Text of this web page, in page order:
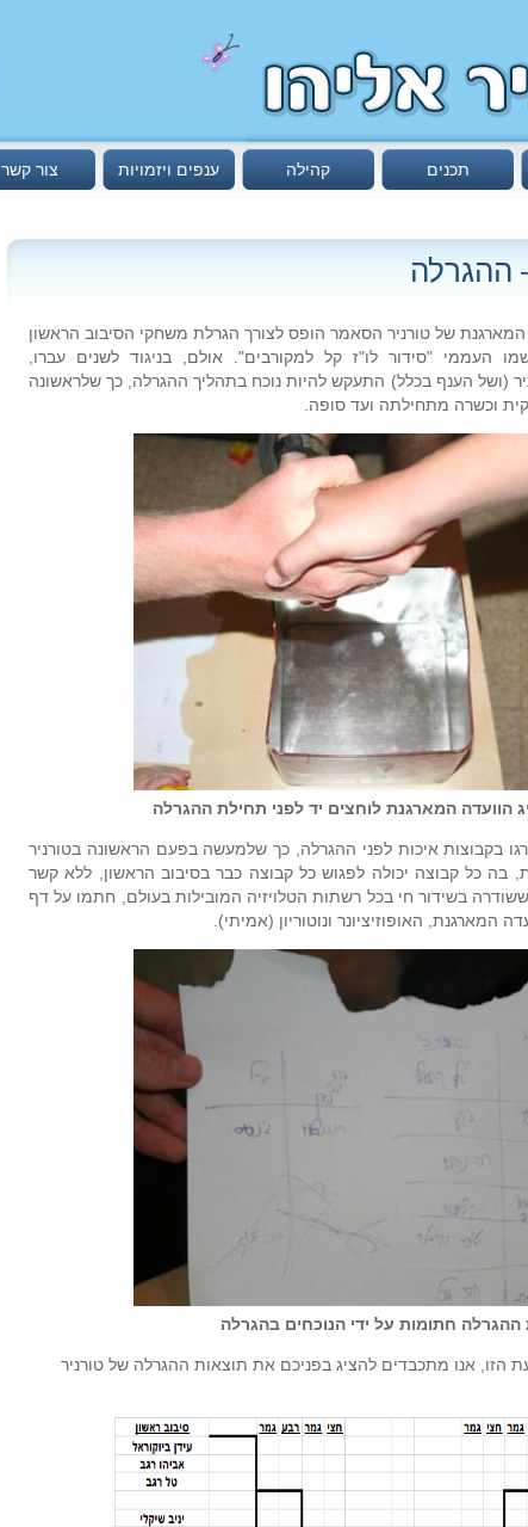
צור קשר ענפים ויזמויות קהילה תכנים
הוועדה המארגנת של טורניר הסאמר הופס לצורך הגרלת משחקי הסיבוב הראשון
העממי "סידור לו"ז קל למקורבים". אולם, בניגוד לשנים עברו,
(ושל הענף בכלל) התעקש להיות נוכח בתהליך ההגרלה, כך שלראשונה
וכשרה מתחילתה ועד סופה.
הוועדה המארגנת לוחצים יד לפני תחילת ההגרלה
בקבוצות איכות לפני ההגרלה, כך שלמעשה בפעם הראשונה בטורניר
בה כל קבוצה יכולה לפגוש כל קבוצה כבר בסיבוב הראשון, ללא קשר
בשידור חי בכל רשתות הטלויזיה המובילות בעולם, חתמו על דף
המארגנת, האופוזיציונר ונוטוריון (אמיתי).
ההגרלה חתומות על ידי הנוכחים בהגרלה
הזו, אנו מתכבדים להציג בפניכם את תוצאות ההגרלה של טורניר